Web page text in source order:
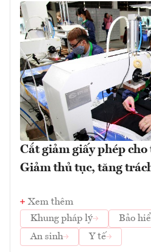
Cắt giảm giấy phép
Giảm thủ tục, tăng
Xem thêm
Khung pháp lý
Bảo
An sinh
Y tế